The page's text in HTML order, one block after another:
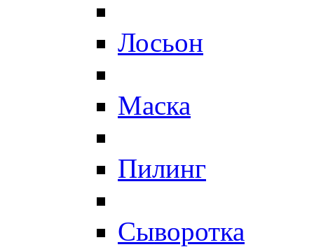
Лосьон
Маска
Пилинг
Сыворотка